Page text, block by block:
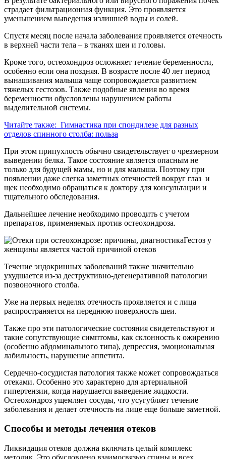
страдает фильтрационная функция. Это проявляется
уменьшением выведения излишней воды и солей.
Спустя месяц после начала заболевания проявляется отечность
в верхней части тела – в тканях шеи и головы.
Кроме того, остеохондроз осложняет течение беременности,
особенно если она поздняя. В возрасте после 40 лет период
вынашивания малыша чаще сопровождается развитием
тяжелых гестозов. Также подобные явления во время
беременности обусловлены нарушением работы
выделительной системы.
Читайте также: Гимнастика при спондилезе для разных
отделов спинного столба: польза
При этом припухлость обычно свидетельствует о чрезмерном
выведении белка. Такое состояние является опасным не
только для будущей мамы, но и для малыша. Поэтому при
появлении даже слегка заметных отечностей вокруг глаз и
щек необходимо обращаться к доктору для консультации и
тщательного обследования.
Дальнейшее лечение необходимо проводить с учетом
препаратов, применяемых против остеохондроза.
Гестоз у
женщины является частой причиной отеков
Течение эндокринных заболеваний также значительно
ухудшается из-за деструктивно-дегенеративной патологии
позвоночного столба.
Уже на первых неделях отечность проявляется и с лица
распространяется на переднюю поверхность шеи.
Также про эти патологические состояния свидетельствуют и
такие сопутствующие симптомы, как склонность к ожирению
(особенно абдоминального типа), депрессия, эмоциональная
лабильность, нарушение аппетита.
Сердечно-сосудистая патология также может сопровождаться
отеками. Особенно это характерно для артериальной
гипертензии, когда нарушается выведение жидкости.
Остеохондроз ущемляет сосуды, что усугубляет течение
заболевания и делает отечность на лице еще больше заметной.
Способы и методы лечения отеков
Ликвидация отеков должна включать целый комплекс